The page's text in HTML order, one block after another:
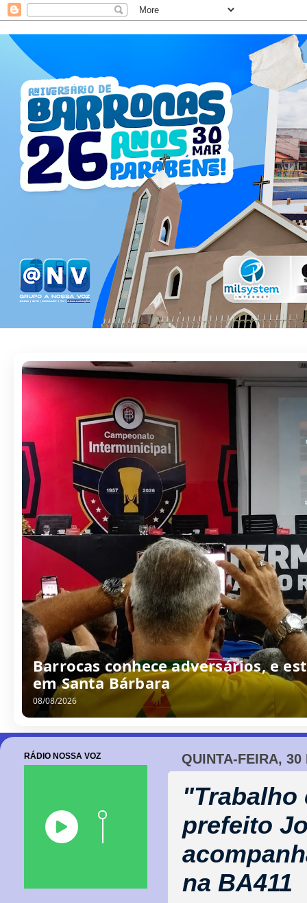
Barrocas conhece adversários, e
em Santa Bárbara
08/08/2026
QUINTA-FEIRA, 30
prefeito
na BA411
RÁDIO NOSSA VOZ